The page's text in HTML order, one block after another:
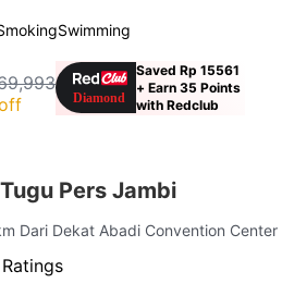
Swimming
Saved Rp 15561
+ Earn 35 Points
with Redclub
Pers Jambi
Dari Dekat Abadi Convention